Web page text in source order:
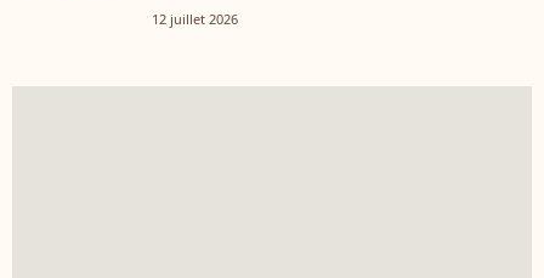
12 juillet 2026